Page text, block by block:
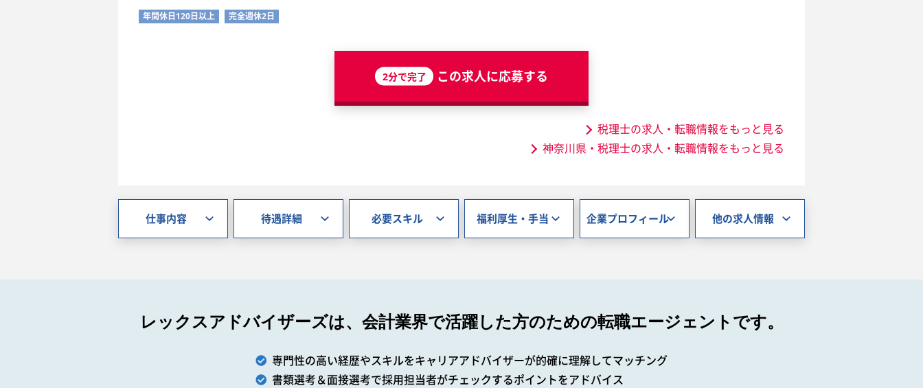
年間休日120日以上 完全週休2日
2分で完了 この求人に応募する
税理士の求人・転職情報をもっと見る
神奈川県・税理士の求人・転職情報をもっと見る
仕事内容 待遇詳細 必要スキル 福利厚生・手当 企業プロフィール 他の求人情報
レックスアドバイザーズは、会計業界で活躍した方のための転職エージェントです。
専門性の高い経歴やスキルをキャリアアドバイザーが的確に理解してマッチング
書類選考＆面接選考で採用担当者がチェックするポイントをアドバイス